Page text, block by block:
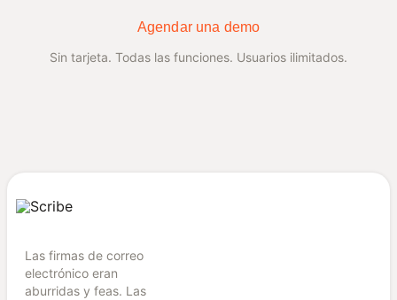
Agendar una demo
Sin tarjeta. Todas las funciones. Usuarios ilimitados.
Las firmas de correo
electrónico eran
aburridas y feas. Las